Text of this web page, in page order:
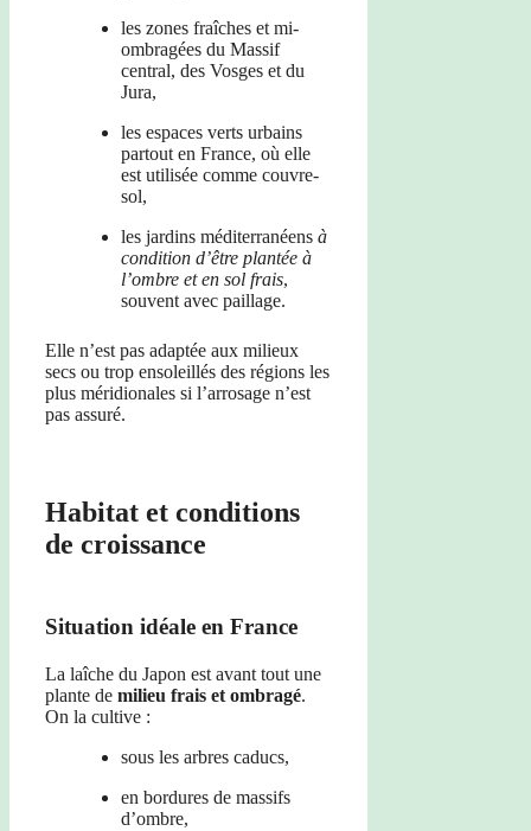
les zones fraîches et mi-
ombragées du Massif
central, des Vosges et du
Jura,
les espaces verts urbains
partout en France, où elle
est utilisée comme couvre-
sol,
les jardins méditerranéens à
condition d’être plantée à
l’ombre et en sol frais,
souvent avec paillage.
Elle n’est pas adaptée aux milieux
secs ou trop ensoleillés des régions les
plus méridionales si l’arrosage n’est
pas assuré.
Habitat et conditions
de croissance
Situation idéale en France
La laîche du Japon est avant tout une
plante de milieu frais et ombragé.
On la cultive :
sous les arbres caducs,
en bordures de massifs
d’ombre,